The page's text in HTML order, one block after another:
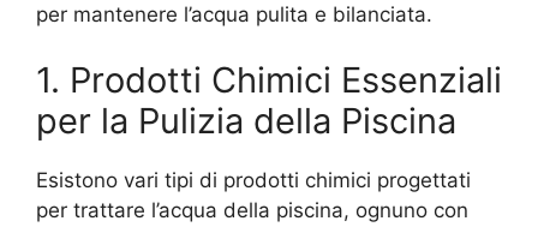
per mantenere l’acqua pulita e bilanciata.
1. Prodotti Chimici Essenziali
per la Pulizia della Piscina
Esistono vari tipi di prodotti chimici progettati
per trattare l’acqua della piscina, ognuno con